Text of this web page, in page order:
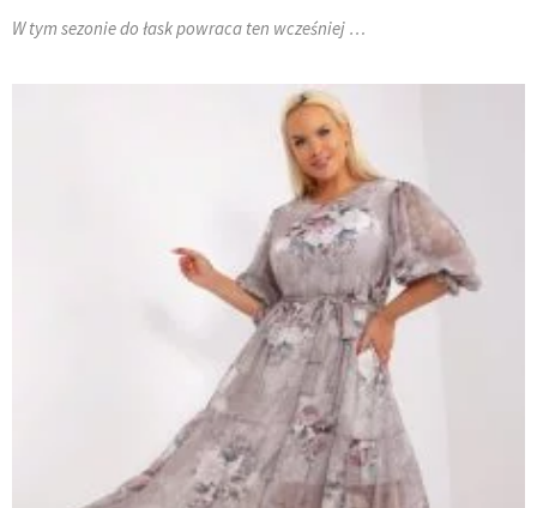
W tym sezonie do łask powraca ten wcześniej …